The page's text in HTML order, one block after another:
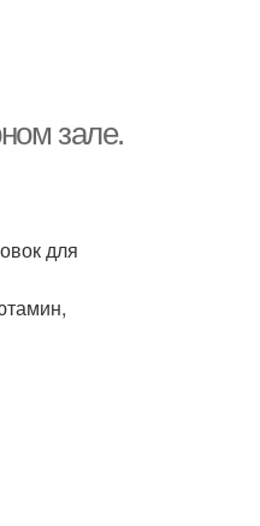
зале.
для